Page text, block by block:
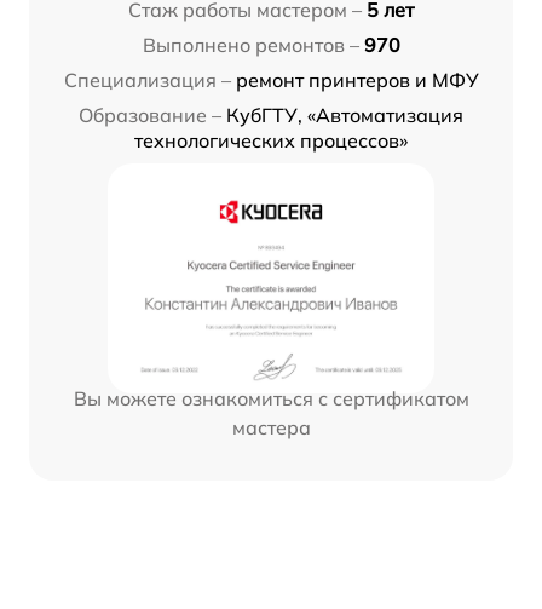
Стаж работы мастером – 5 лет
Выполнено ремонтов – 970
Специализация – ремонт принтеров и МФУ
Образование – КубГТУ, «Автоматизация
технологических процессов»
Вы можете ознакомиться с сертификатом
мастера